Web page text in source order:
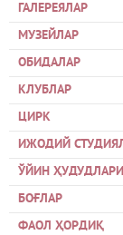
ГАЛЕРЕЯЛАР
МУЗЕЙЛАР
ОБИДАЛАР
КЛУБЛАР
ЦИРК
ИЖОДИЙ
ЎЙИН ҲУДУДЛАРИ
БОҒЛАР
ФАОЛ ҲОРДИҚ